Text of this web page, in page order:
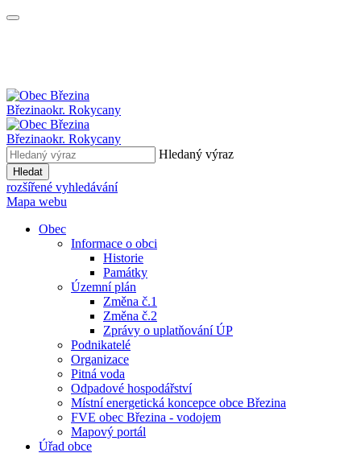
Březinaokr. Rokycany
Březinaokr. Rokycany
Hledaný výraz
Hledat
rozšířené vyhledávání
Mapa webu
Obec
Informace o obci
Historie
Památky
Územní plán
Změna č.1
Změna č.2
Zprávy o uplatňování ÚP
Podnikatelé
Organizace
Pitná voda
Odpadové hospodářství
Místní energetická koncepce obce Březina
FVE obec Březina - vodojem
Mapový portál
Úřad obce